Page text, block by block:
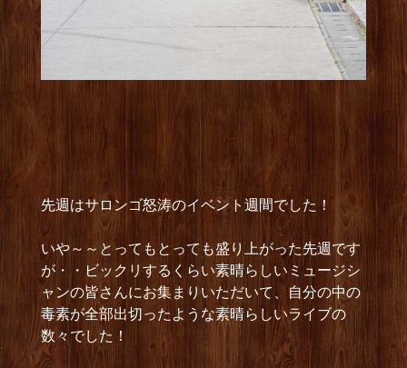
先週はサロンゴ怒涛のイベント週間でした！
いや～～とってもとっても盛り上がった先週です
が・・ビックリするくらい素晴らしいミュージシ
ャンの皆さんにお集まりいただいて、自分の中の
毒素が全部出切ったような素晴らしいライブの
数々でした！